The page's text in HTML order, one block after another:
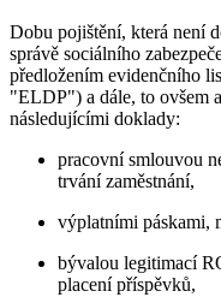
Dobu pojištění, která není
správě sociálního
předložením evidenčního
"ELDP") a dále, to ovšem
následujícími doklady:
pracovní smlouvou
trvání zaměstnání,
výplatními páskami,
bývalou legitimací
placení příspěvků,